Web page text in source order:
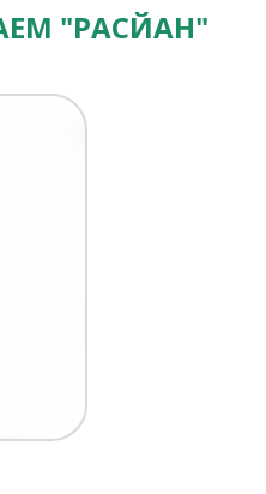
"РАСЙАН"